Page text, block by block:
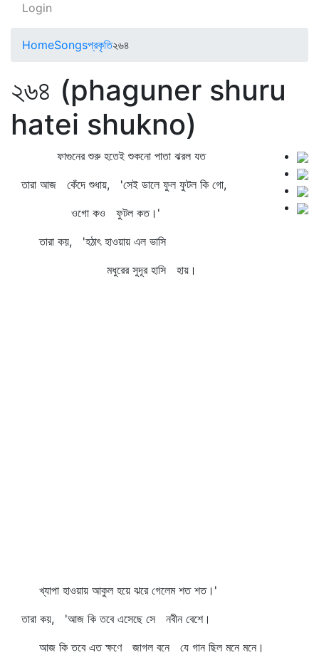
Login
HomeSongsপ্রকৃতি২৬৪
২৬৪ (phaguner shuru
hatei shukno)
ফাগুনের শুরু হতেই শুকনো পাতা ঝরল যত
তারা আজ কেঁদে শুধায়, 'সেই ডালে ফুল ফুটল কি গো,
ওগো কও ফুটল কত।'
তারা কয়, 'হঠাৎ হাওয়ায় এল ভাসি
মধুরের সুদূর হাসি হায়।
খ্যাপা হাওয়ায় আকুল হয়ে ঝরে গেলেম শত শত।'
তারা কয়, 'আজ কি তবে এসেছে সে নবীন বেশে।
আজ কি তবে এত ক্ষণে জাগল বনে যে গান ছিল মনে মনে।